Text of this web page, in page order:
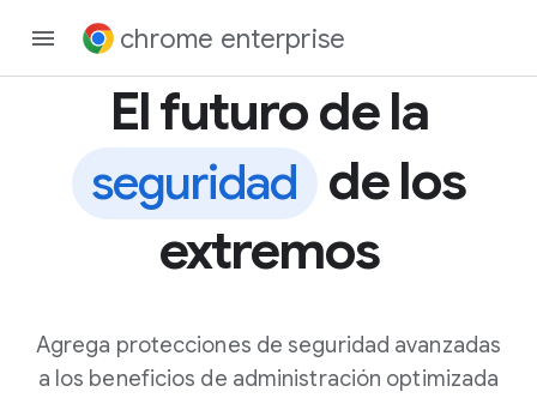
chrome enterprise
El futuro de la
seguridad de los
extremos
Agrega protecciones de seguridad avanzadas
a los beneficios de administración optimizada